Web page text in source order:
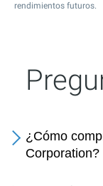
rendimientos futuros.
¿Cómo
Corporation?